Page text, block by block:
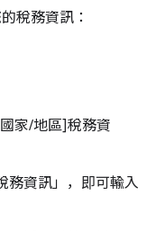
稅務資訊：
家/地區]稅務資
務資訊」，即可輸入